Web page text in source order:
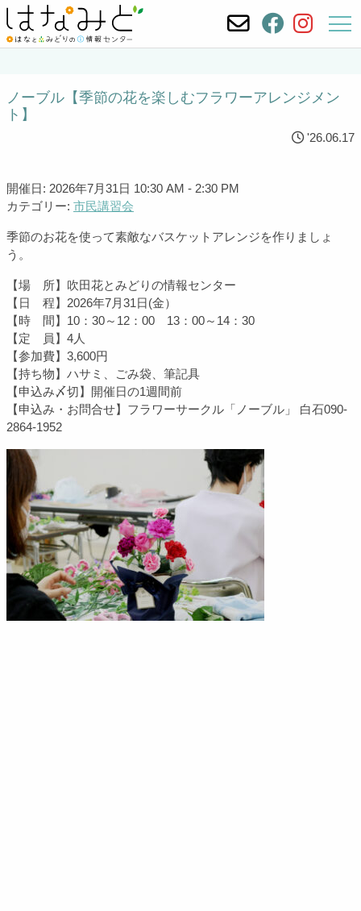
ノーブル【季節の花を楽しむフラワーアレンジメン
ト】
'26.06.17
開催日: 2026年7月31日 10:30 AM - 2:30 PM
カテゴリー: 市民講習会
季節のお花を使って素敵なバスケットアレンジを作りましょ
う。
【場 所】吹田花とみどりの情報センター
【日 程】2026年7月31日(金）
【時 間】10：30～12：00 13：00～14：30
【定 員】4人
【参加費】3,600円
【持ち物】ハサミ、ごみ袋、筆記具
【申込み〆切】開催日の1週間前
【申込み・お問合せ】フラワーサークル「ノーブル」 白石090-
2864-1952